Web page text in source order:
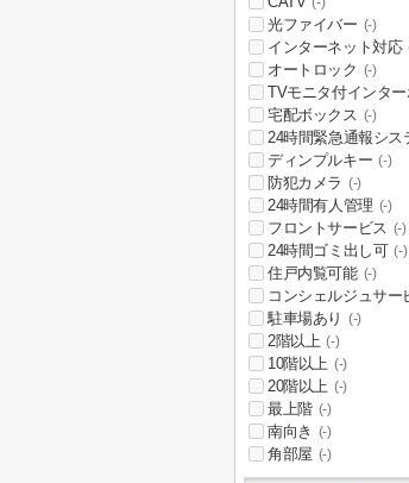
光ファイバー (-)
インターネット対応
オートロック (-)
TVモニタ付インタ
宅配ボックス (-)
24時間緊急通報シス
ディンプルキー (-)
防犯カメラ (-)
24時間有人管理 (-)
フロントサービス (-)
24時間ゴミ出し可 (-)
住戸内覧可能 (-)
コンシェルジュサー
駐車場あり (-)
2階以上 (-)
10階以上 (-)
20階以上 (-)
最上階 (-)
南向き (-)
角部屋 (-)